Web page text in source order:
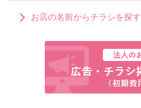
お店の名前からチラシを探す